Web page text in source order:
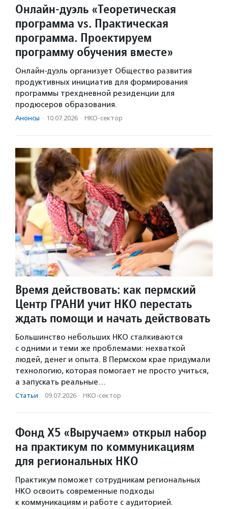
Онлайн-дуэль «Теоретическая
программа vs. Практическая
программа. Проектируем
программу обучения вместе»
Онлайн-дуэль организует Общество развития
продуктивных инициатив для формирования
программы трехдневной резиденции для
продюсеров образования.
Анонсы · 10.07.2026 · НКО-сектор
Время действовать: как пермский
Центр ГРАНИ учит НКО перестать
ждать помощи и начать действовать
Большинство небольших НКО сталкиваются
с одними и теми же проблемами: нехваткой
людей, денег и опыта. В Пермском крае придумали
технологию, которая помогает не просто учиться,
а запускать реальные…
Статьи · 09.07.2026 · НКО-сектор
Фонд Х5 «Выручаем» открыл набор
на практикум по коммуникациям
для региональных НКО
Практикум поможет сотрудникам региональных
НКО освоить современные подходы
к коммуникациям и работе с аудиторией.